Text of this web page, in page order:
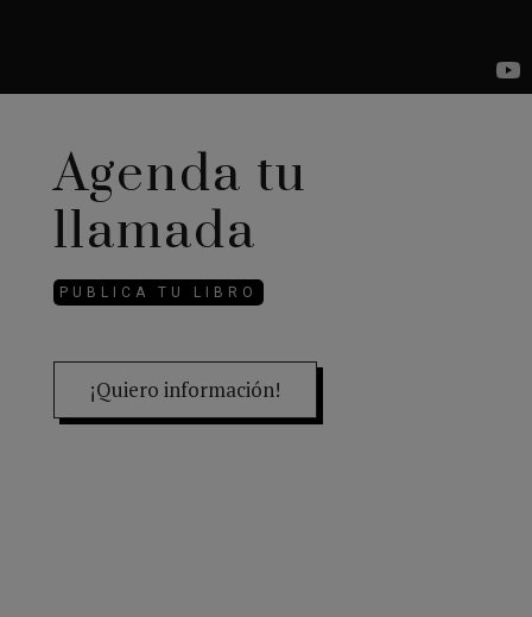
Agenda tu
llamada
PUBLICA TU LIBRO
¡Quiero información!